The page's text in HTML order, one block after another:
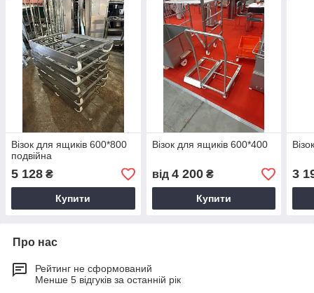
Візок для ящиків 600*800
подвійна
5 128 ₴
Купити
Візок для ящиків 600*400
від 4 200₴
Купити
3
Про нас
Рейтинг не сформований
Менше 5 відгуків за останній рік